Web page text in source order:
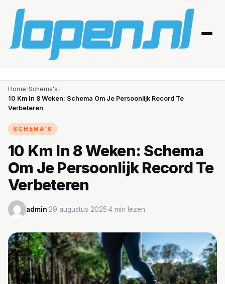
Home
Afvallen
Blessures
Gezondheid
Producten
Routes
Trainingen
Voeding
Home›Schema's›
10 Km In 8 Weken: Schema Om Je Persoonlijk Record Te
Verbeteren
SCHEMA'S
10 Km In 8 Weken: Schema
Om Je Persoonlijk Record Te
Verbeteren
admin·29 augustus 2025·4 min lezen